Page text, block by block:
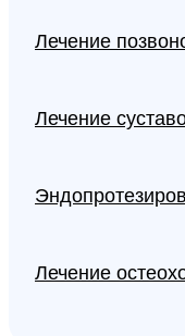
Лечение
Лечение
Лечение